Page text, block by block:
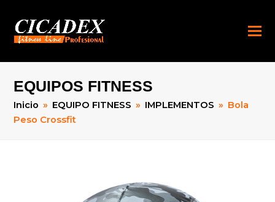
EQUIPOS FITNESS
Inicio » EQUIPO FITNESS » IMPLEMENTOS » Bola
Peso Crossfit